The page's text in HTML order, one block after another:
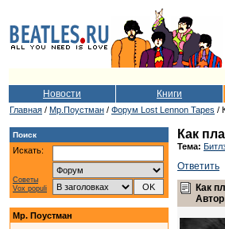
Новости Книги
Главная / Мр.Поустман / Форум Lost Lennon Tapes /
Поиск
Искать:
Советы
Vox populi
Мр. Поустман
Как
Тема:
Ответить
Как